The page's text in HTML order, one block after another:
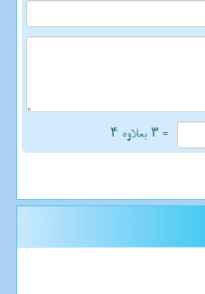
= ۳ بعلاوه ۴